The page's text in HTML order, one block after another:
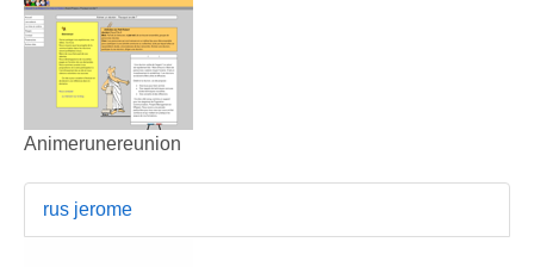
Animerunereunion
rus jerome